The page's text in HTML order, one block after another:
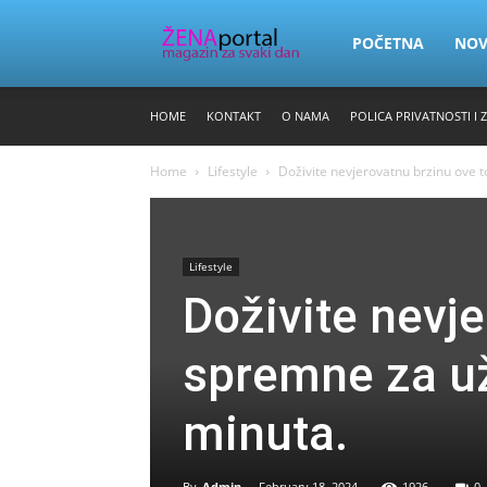
Zena
POČETNA
HOME KONTAKT O NAMA POLICA PRIVATNOSTI I
Home Lifestyle Doživite nevjerovatnu brzinu ove
Lifestyle
Doživite
spremne za
minuta.